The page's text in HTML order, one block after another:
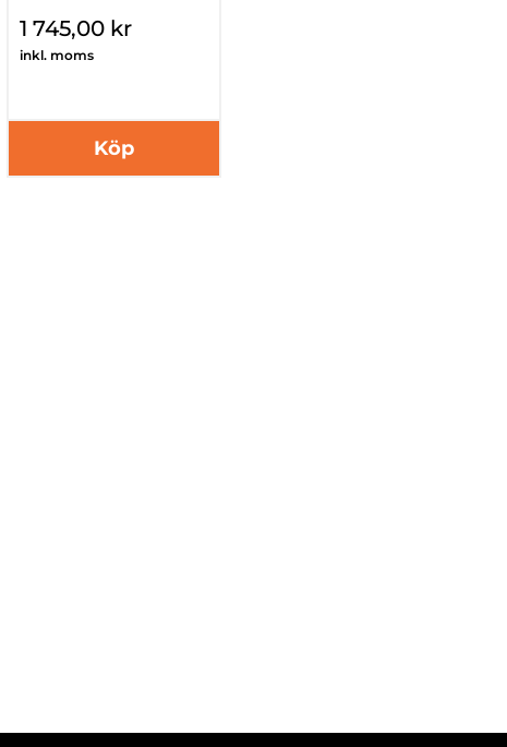
1 745,00 kr
inkl. moms
Köp